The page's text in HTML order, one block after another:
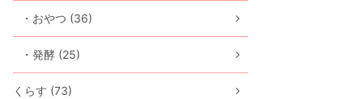
・おやつ (36)
・発酵 (25)
くらす (73)